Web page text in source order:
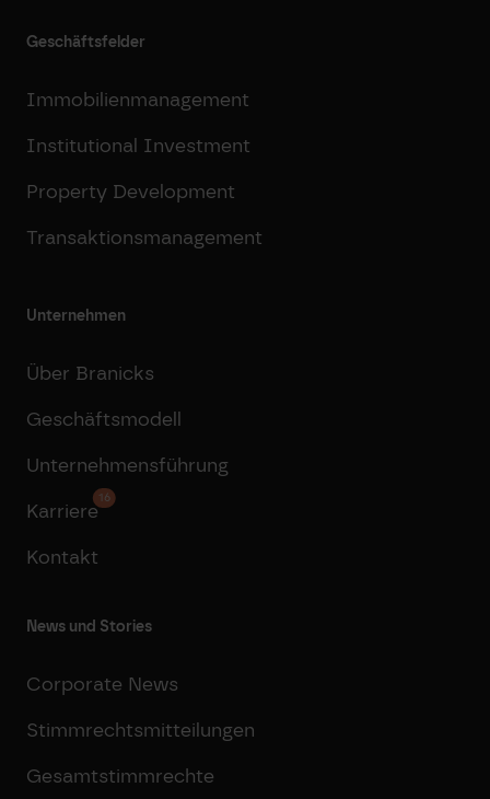
Geschäftsfelder
Immobilienmanagement
Institutional Investment
Property Development
Transaktionsmanagement
Unternehmen
Über Branicks
Geschäftsmodell
Unternehmensführung
Karriere
16
Kontakt
News und Stories
Corporate News
Stimmrechtsmitteilungen
Gesamtstimmrechte